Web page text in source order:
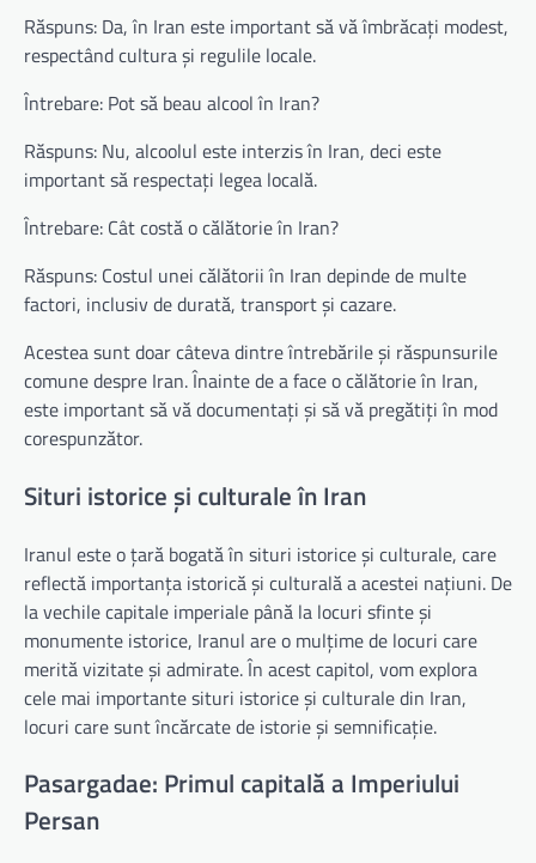
Răspuns: Da, în Iran este important să vă îmbrăcați modest,
respectând cultura și regulile locale.
Întrebare: Pot să beau alcool în Iran?
Răspuns: Nu, alcoolul este interzis în Iran, deci este
important să respectați legea locală.
Întrebare: Cât costă o călătorie în Iran?
Răspuns: Costul unei călătorii în Iran depinde de multe
factori, inclusiv de durată, transport și cazare.
Acestea sunt doar câteva dintre întrebările și răspunsurile
comune despre Iran. Înainte de a face o călătorie în Iran,
este important să vă documentați și să vă pregătiți în mod
corespunzător.
Situri istorice și culturale în Iran
Iranul este o țară bogată în situri istorice și culturale, care
reflectă importanța istorică și culturală a acestei națiuni. De
la vechile capitale imperiale până la locuri sfinte și
monumente istorice, Iranul are o mulțime de locuri care
merită vizitate și admirate. În acest capitol, vom explora
cele mai importante situri istorice și culturale din Iran,
locuri care sunt încărcate de istorie și semnificație.
Pasargadae: Primul capitală a Imperiului
Persan